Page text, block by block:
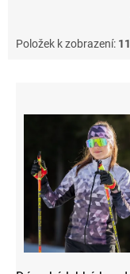
Položek k zobrazení: 11